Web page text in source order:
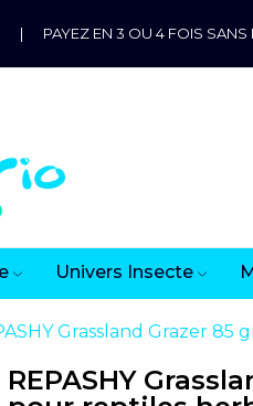
| PAYEZ EN 3 OU 4 FOIS SANS
Univers Insecte
Grassland Grazer
REPASHY